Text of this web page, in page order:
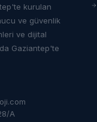
kurulan
ve güvenlik
ve dijital
Gaziantep'te
A